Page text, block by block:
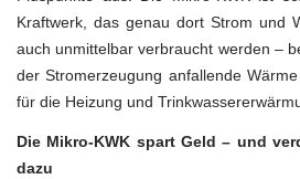
Kraftwerk, das genau dort Strom und
auch unmittelbar verbraucht werden –
der Stromerzeugung anfallende
für die Heizung und
Die Mikro-KWK spart Geld – und
dazu